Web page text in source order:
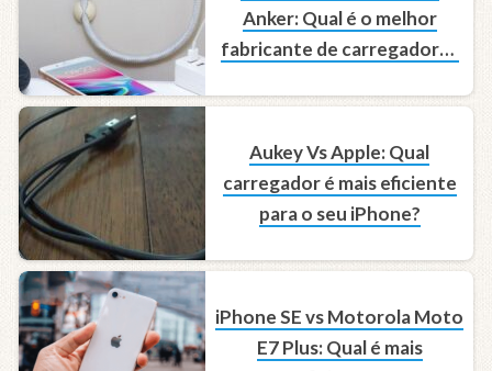
Anker: Qual é o melhor
fabricante de carregadores
Aukey Vs Apple: Qual
carregador é mais eficiente
para o seu iPhone?
iPhone SE vs Motorola Moto
E7 Plus: Qual é mais